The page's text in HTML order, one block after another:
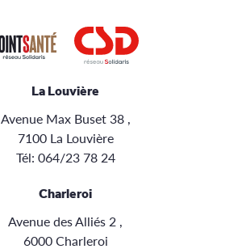
La Louvière
Avenue Max Buset 38 ,
7100 La Louvière
Tél: 064/23 78 24
Charleroi
Avenue des Alliés 2 ,
6000 Charleroi